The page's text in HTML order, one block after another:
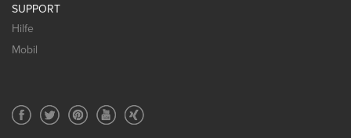
SUPPORT
Hilfe
Mobil